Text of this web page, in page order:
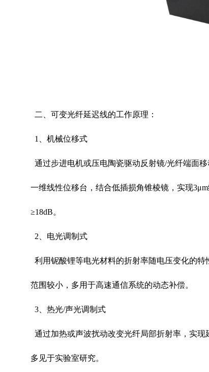
二、可变光纤延迟线的工作原理：
1 、机械位移式
通过步进电机或压电陶瓷驱动反射镜/光纤端面
一维线性位移台，结合低插损角锥棱镜，实现3μm
≥18dB。
2 、电光调制式
利用铌酸锂等电光材料的折射率随电压变化的
范围较小，多用于高速通信系统的动态补偿。
3、热光/声光调制式
通过加热或声波扰动改变光纤局部折射率，实
多见于实验室研究。